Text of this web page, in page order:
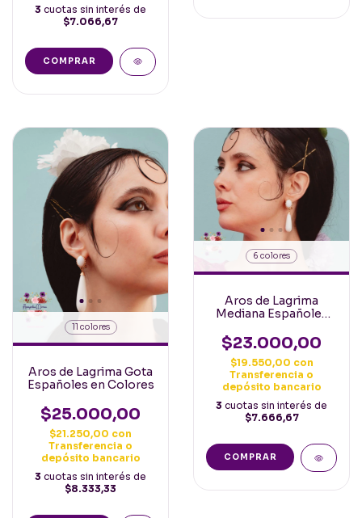
3 cuotas sin interés de
$7.066,67
COMPRAR
11 colores
Aros de Lagrima Gota
Españoles en Colores
$25.000,00
$21.250,00 con
Transferencia o
depósito bancario
3 cuotas sin interés de
$8.333,33
6 colores
Aros de Lagrima
Mediana Españoles
$23.000,00
$19.550,00 con
Transferencia o
depósito bancario
3 cuotas sin interés de
$7.666,67
COMPRAR